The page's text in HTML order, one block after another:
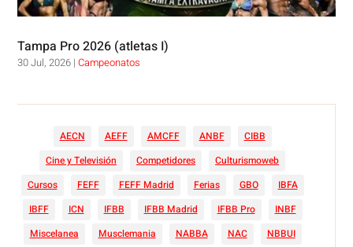
Tampa Pro 2026 (atletas I)
30 Jul, 2026 |Campeonatos
AECN AEFF AMCFF ANBF
CIBB
Cine y Televisión
Competidores
Culturismoweb
Cursos
FEFF FEFF Madrid Ferias GBO
IBFA
IBFF
ICN IFBB IFBB Madrid IFBB Pro
INBF
Miscelanea
Musclemania NABBA NAC
NBBUI